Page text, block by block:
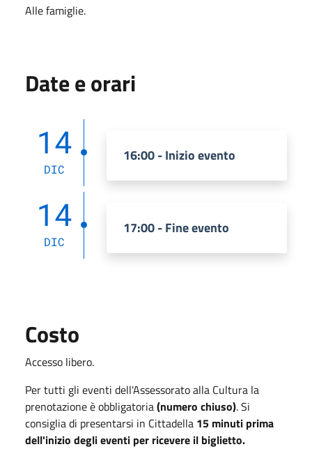
Alle famiglie.
Date e orari
14
DIC
16:00 - Inizio evento
14
DIC
17:00 - Fine evento
Costo
Accesso libero.
Per tutti gli eventi dell'Assessorato alla Cultura la
prenotazione è obbligatoria(numero chiuso). Si
consiglia di presentarsi in Cittadella 15 minuti prima
dell'inizio degli eventi per ricevere il biglietto.